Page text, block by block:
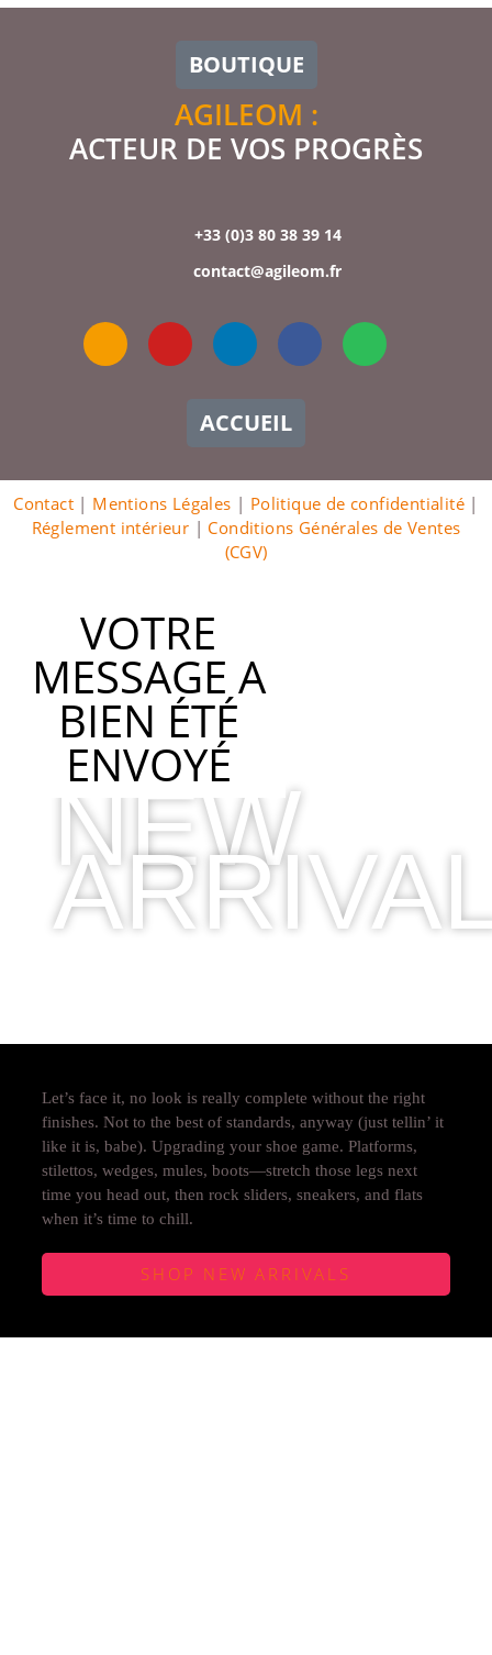
BOUTIQUE
AGILEOM :
ACTEUR DE VOS PROGRÈS
+33 (0)3 80 38 39 14
contact@agileom.fr
ACCUEIL
Contact| Mentions Légales | Politique de confidentialité |
Réglement intérieur | Conditions Générales de Ventes
(CGV)
VOTRE
MESSAGE A
BIEN ÉTÉ
ENVOYÉ
NEW
Let’s face it, no look is really complete without the right
finishes. Not to the best of standards, anyway (just tellin’ it
like it is, babe). Upgrading your shoe game. Platforms,
stilettos, wedges, mules, boots—stretch those legs next
time you head out, then rock sliders, sneakers, and flats
when it’s time to chill.
SHOP NEW ARRIVALS